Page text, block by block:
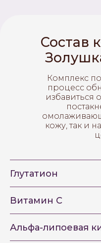
Состав
Комплекс
процесс
избавиться
кожу, так и
Глутатион
Витамин C
Альфа-липоевая